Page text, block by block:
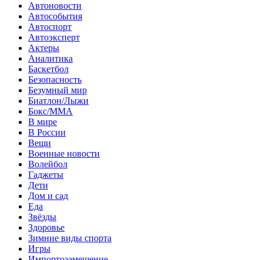
Автоновости
Автособытия
Автоспорт
Автоэксперт
Актеры
Аналитика
Баскетбол
Безопасность
Безумный мир
Биатлон/Лыжи
Бокс/MMA
В мире
В России
Вещи
Военные новости
Волейбол
Гаджеты
Дети
Дом и сад
Еда
Звёзды
Здоровье
Зимние виды спорта
Игры